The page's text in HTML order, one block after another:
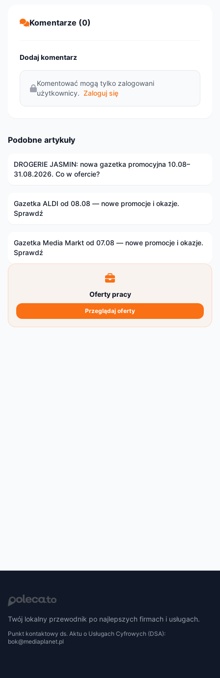
Komentarze (0)
Dodaj komentarz
Komentować mogą tylko zalogowani
użytkownicy. Zaloguj się
Podobne artykuły
DROGERIE JASMIN: nowa gazetka promocyjna 10.08–
31.08.2026. Co w ofercie?
Gazetka ALDI od 08.08 — nowe promocje i okazje.
Sprawdź
Gazetka Media Markt od 07.08 — nowe promocje i okazje.
Sprawdź
Oferty pracy
Przeglądaj oferty
Twój lokalny przewodnik po najlepszych firmach i usługach.
Punkt kontaktowy ds. Aktu o Usługach Cyfrowych (DSA):
bok@mediaplanet.pl